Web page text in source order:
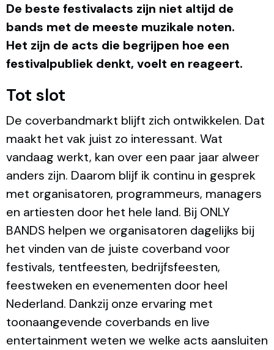
De beste festivalacts zijn niet altijd de
bands met de meeste muzikale noten.
Het zijn de acts die begrijpen hoe een
festivalpubliek denkt, voelt en reageert.
Tot slot
De coverbandmarkt blijft zich ontwikkelen. Dat
maakt het vak juist zo interessant. Wat
vandaag werkt, kan over een paar jaar alweer
anders zijn. Daarom blijf ik continu in gesprek
met organisatoren, programmeurs, managers
en artiesten door het hele land. Bij ONLY
BANDS helpen we organisatoren dagelijks bij
het vinden van de juiste coverband voor
festivals, tentfeesten, bedrijfsfeesten,
feestweken en evenementen door heel
Nederland. Dankzij onze ervaring met
toonaangevende coverbands en live
entertainment weten we welke acts aansluiten